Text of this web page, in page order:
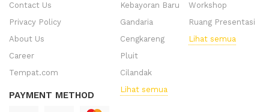
Contact Us
Privacy Policy
About Us
Career
Tempat.com
PAYMENT METHOD
Kebayoran Baru
Gandaria
Cengkareng
Pluit
Cilandak
Lihat semua
Workshop
Ruang Presentasi
Lihat semua